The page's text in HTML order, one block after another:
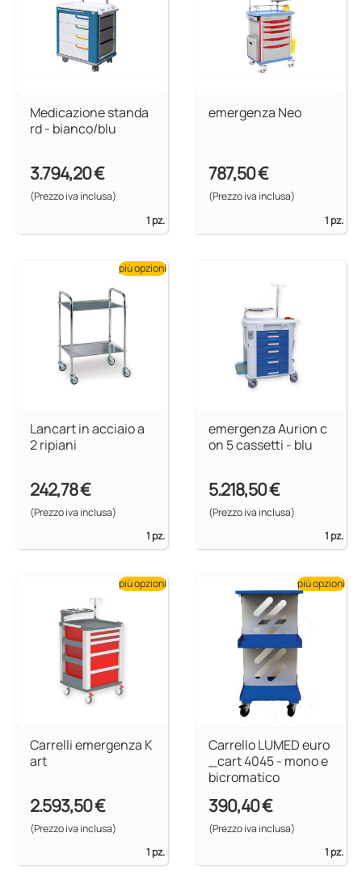
Medicazione standa
rd - bianco/blu
3.794,20 €
(Prezzo iva inclusa)
1 pz.
emergenza Neo
787,50 €
(Prezzo iva inclusa)
1 pz.
Lancart in acciaio a
2 ripiani
242,78 €
(Prezzo iva inclusa)
1 pz.
più opzioni
emergenza Aurion c
on 5 cassetti - blu
5.218,50 €
(Prezzo iva inclusa)
1 pz.
Carrelli emergenza K
art
2.593,50 €
(Prezzo iva inclusa)
1 pz.
più opzioni
Carrello LUMED euro
_cart 4045 - mono e
bicromatico
390,40 €
(Prezzo iva inclusa)
1 pz.
più opzioni